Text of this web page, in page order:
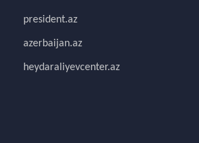
president.az
azerbaijan.az
heydaraliyevcenter.az